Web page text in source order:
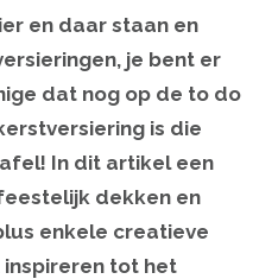
en daar staan en
je bent er
dat nog op de to do
is die
In dit artikel een
dekken en
enkele creatieve
tot het